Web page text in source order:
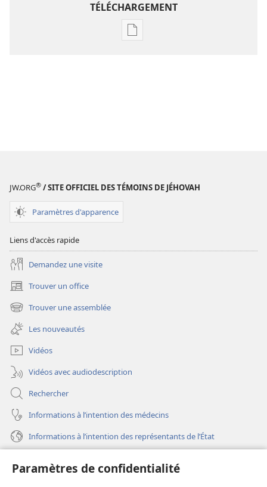
Paramètres de confidentialité
TÉLÉCHARGEMENT
Options
JW.ORG® / SITE OFFICIEL DES TÉMOINS DE JÉHOVAH
Paramètres d'apparence
Liens d'accès rapide
Demandez une visite
Trouver un office
(ouvre
une
nouvelle
fenêtre)
Trouver une assemblée
(ouvre
une
nouvelle
fenêtre)
Les nouveautés
Vidéos
Vidéos avec audiodescription
Rechercher
Informations à l’intention des médecins
Informations à l’intention des représentants de l’État